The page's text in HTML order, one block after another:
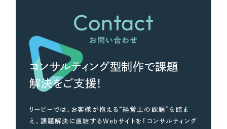
Contact
お問い合わせ
コンサルティング型制作で課題
解決をご支援！
リーピーでは、お客様が抱える“経営上の課題”を踏ま
え、課題解決に直結するWebサイトを「コンサルティング